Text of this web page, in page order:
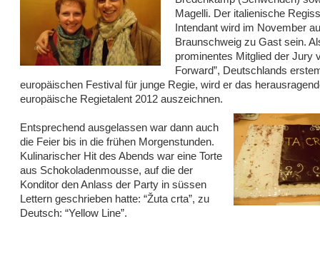
Magelli. Der italienische
Intendant wird im November
Braunschweig zu Gast sein.
prominentes Mitglied der Jury
Forward”, Deutschlands
europäischen Festival für junge Regie, wird er das
europäische Regietalent 2012 auszeichnen.
Entsprechend ausgelassen war dann auch
die Feier bis in die frühen Morgenstunden.
Kulinarischer Hit des Abends war eine Torte
aus Schokoladenmousse, auf die der
Konditor den Anlass der Party in süssen
Lettern geschrieben hatte: “Žuta crta”, zu
Deutsch: “Yellow Line”.